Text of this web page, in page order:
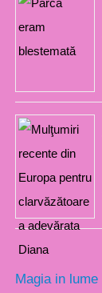
Magia in lume